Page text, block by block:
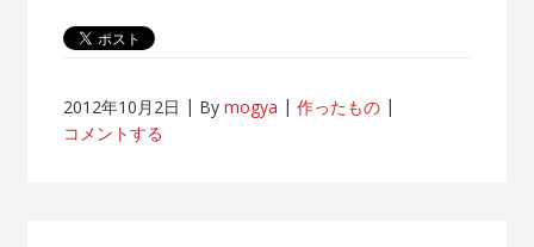
2012年10月2日 Bymogya
作ったもの
コメントする